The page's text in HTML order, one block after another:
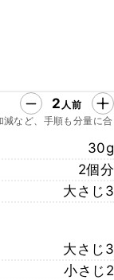
2 人前
など、手順も分量に合
30g
2個分
大さじ3
大さじ3
小さじ2